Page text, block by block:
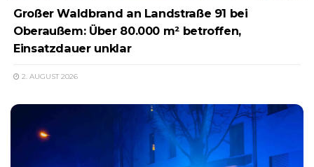
Großer Waldbrand an Landstraße 91 bei
Oberaußem: Über 80.000 m² betroffen,
Einsatzdauer unklar
2. AUGUST 2026